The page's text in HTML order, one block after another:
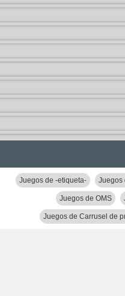
Juegos de -etiqueta- Juegos
Juegos de OMS
Juegos de Carrusel de